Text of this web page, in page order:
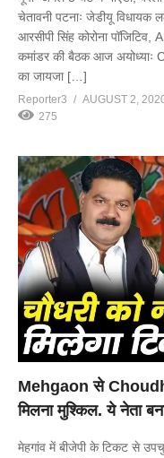
चेतावनी पटनाः जेडीयू विधायक
आरसीपी सिंह कोरोना पॉजिटिव,
कमांडर की बैठक आज अयोध्याः
का जायजा […]
Reporter3
AUGUST 2,
275
Mehgaon से
मिलना मुश्किल. ये नेता
मेहगांव में बीजेपी के टिकट से